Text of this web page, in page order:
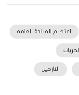
اعتصام القيادة العامة
الحريات
النازحين